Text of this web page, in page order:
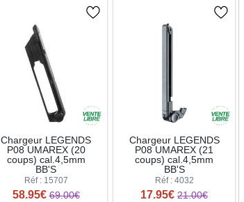
Chargeur LEGENDS
P08 UMAREX (20
coups) cal.4,5mm
BB'S
Réf : 15707
58.95€ 69.00€
Chargeur LEGENDS
P08 UMAREX (21
coups) cal.4,5mm
BB'S
Réf : 4032
17.95€ 21.00€